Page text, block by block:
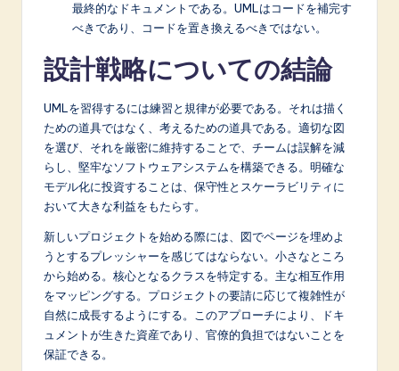
最終的なドキュメントである。UMLはコードを補完す
べきであり、コードを置き換えるべきではない。
設計戦略についての結論
UMLを習得するには練習と規律が必要である。それは描く
ための道具ではなく、考えるための道具である。適切な図
を選び、それを厳密に維持することで、チームは誤解を減
らし、堅牢なソフトウェアシステムを構築できる。明確な
モデル化に投資することは、保守性とスケーラビリティに
おいて大きな利益をもたらす。
新しいプロジェクトを始める際には、図でページを埋めよ
うとするプレッシャーを感じてはならない。小さなところ
から始める。核心となるクラスを特定する。主な相互作用
をマッピングする。プロジェクトの要請に応じて複雑性が
自然に成長するようにする。このアプローチにより、ドキ
ュメントが生きた資産であり、官僚的負担ではないことを
保証できる。